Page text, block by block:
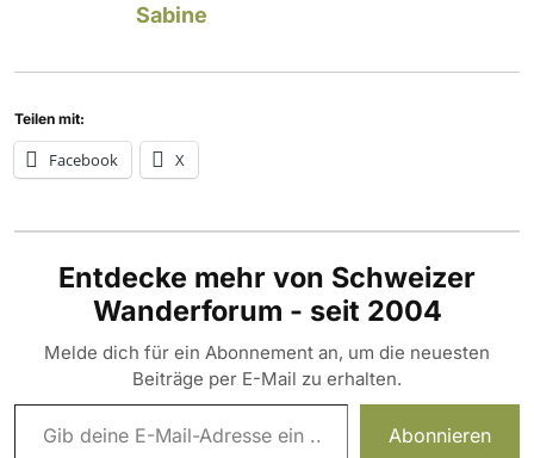
Sabine
Teilen mit:
Facebook X
Entdecke mehr von Schweizer
Wanderforum - seit 2004
Melde dich für ein Abonnement an, um die neuesten
Beiträge per E-Mail zu erhalten.
Gib deine E-Mail-Adresse ein ...
Abonnieren